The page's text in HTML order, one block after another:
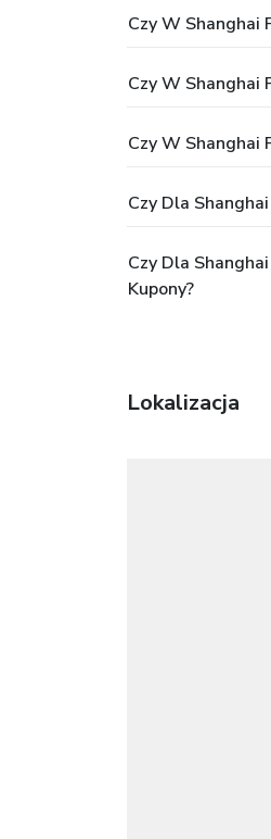
Czy W
Czy W
Czy W
Czy Dla
Czy Dla
Kupony?
Lokalizacja